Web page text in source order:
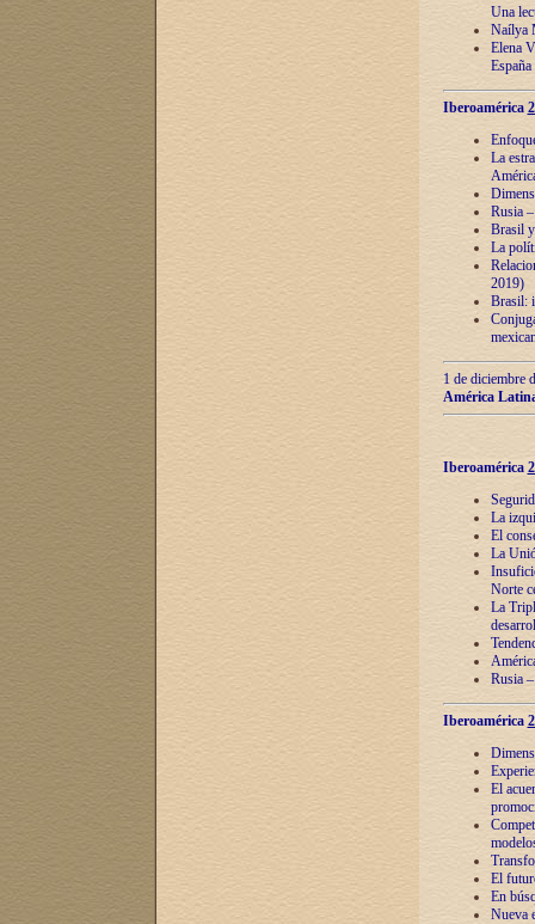
Una
Naílya
Elena
España
Iberoamérica
La
Rusia
Brasil
La
2019)
Brasil:
1 de diciembre
América
Iberoamérica
La
El
La
Norte
La
Rusia
Iberoamérica
El
El
En
Nueva